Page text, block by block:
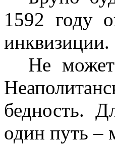
1592 году
инквизиции.
Не
бедность.
один путь –